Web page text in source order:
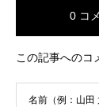
0 コ
この記事へのコ
名前（例：山田